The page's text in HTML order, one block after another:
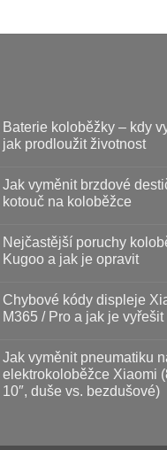
Baterie koloběžky – kdy
jak prodloužit životnost
textu
s
koloběžky
–
kdy
jak
prodloužit
životnost
Jak vyměnit brzdové
kotouč na koloběžce
u
textu
s
vyměnit
brzdové
destičky
na
koloběžce
Nejčastější poruchy
Kugoo a jak je opravit
u
textu
s
poruchy
koloběžek
Kugoo
a
Chybové kódy displeje
M365 / Pro a jak je vyřešit
textu
s
názvem
Jak vyměnit pneumatiku
elektrokoloběžce Xiaomi
10″, duše vs. bezdušové)